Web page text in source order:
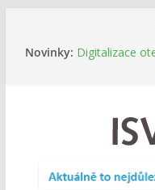
Novinky: Digitalizace
nemusí
DIA:
(ISDŘ) je od
RVIS – Výbor
zveřejnil
Informace o